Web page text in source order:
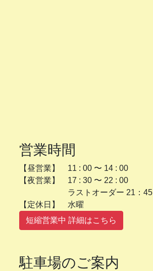
営業時間
【昼営業】 11 : 00 〜 14 : 00
【夜営業】 17 : 30 〜 22 : 00
ラストオーダー 21：45
【定休日】 水曜
短縮営業中 詳細はこちら
駐車場のご案内